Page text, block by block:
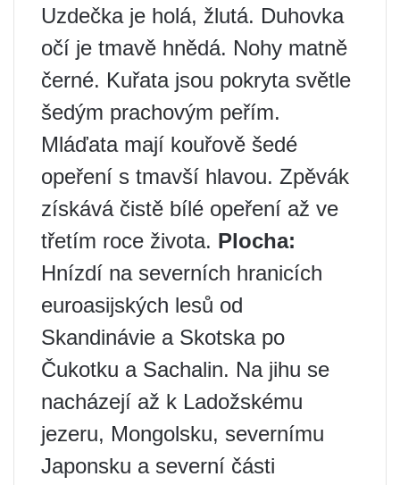
Uzdečka je holá, žlutá. Duhovka
očí je tmavě hnědá. Nohy matně
černé. Kuřata jsou pokryta světle
šedým prachovým peřím.
Mláďata mají kouřově šedé
opeření s tmavší hlavou. Zpěvák
získává čistě bílé opeření až ve
třetím roce života. Plocha:
Hnízdí na severních hranicích
euroasijských lesů od
Skandinávie a Skotska po
Čukotku a Sachalin. Na jihu se
nacházejí až k Ladožskému
jezeru, Mongolsku, severnímu
Japonsku a severní části